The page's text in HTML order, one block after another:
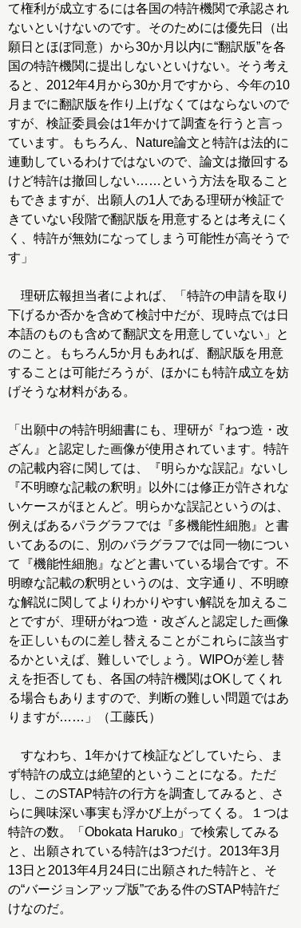
て権利が成立するには各国の特許機関で承認され
ないといけないのです。そのためには優先日（出
願日とほぼ同意）から30か月以内に“翻訳版”を各
国の特許機関に提出しないといけない。そう考え
ると、2012年4月から30か月ですから、今年の10
月までに翻訳版を作り上げなくてはならないので
すが、検証委員会は1年かけて調査を行うと言っ
ています。もちろん、Nature論文と特許は法的に
連動しているわけではないので、論文は撤回する
けど特許は撤回しない……という方法を取ること
もできますが、出願人の1人である理研が検証で
きていない段階で翻訳版を用意するとは考えにく
く、特許が無効になってしまう可能性が高そうで
す」
理研広報担当者によれば、「特許の申請を取り
下げるか否かを含めて検討中だが、現時点では日
本語のものも含めて翻訳文を用意していない」と
のこと。もちろん5か月もあれば、翻訳版を用意
することは可能だろうが、ほかにも特許成立を妨
げそうな材料がある。
「出願中の特許明細書にも、理研が『ねつ造・改
ざん』と認定した画像が使用されています。特許
の記載内容に関しては、『明らかな誤記』ないし
『不明瞭な記載の釈明』以外には修正が許されな
いケースがほとんど。明らかな誤記というのは、
例えばあるパラグラフでは『多機能性細胞』と書
いてあるのに、別のバラグラフでは同一物につい
て『機能性細胞』などと書いている場合です。不
明瞭な記載の釈明というのは、文字通り、不明瞭
な解説に関してよりわかりやすい解説を加えるこ
とですが、理研がねつ造・改ざんと認定した画像
を正しいものに差し替えることがこれらに該当す
るかといえば、難しいでしょう。WIPOが差し替
えを拒否しても、各国の特許機関はOKしてくれ
る場合もありますので、判断の難しい問題ではあ
りますが……」（工藤氏）
すなわち、1年かけて検証などしていたら、ま
ず特許の成立は絶望的ということになる。ただ
し、このSTAP特許の行方を調査してみると、さ
らに興味深い事実も浮かび上がってくる。１つは
特許の数。「Obokata Haruko」で検索してみる
と、出願されている特許は3つだけ。2013年3月
13日と2013年4月24日に出願された特許と、そ
の“バージョンアップ版”である件のSTAP特許だ
けなのだ。